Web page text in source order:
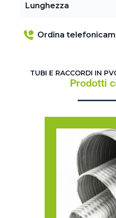
Lunghezza
Ordina
TUBI E RACCORDI IN
Prodotti